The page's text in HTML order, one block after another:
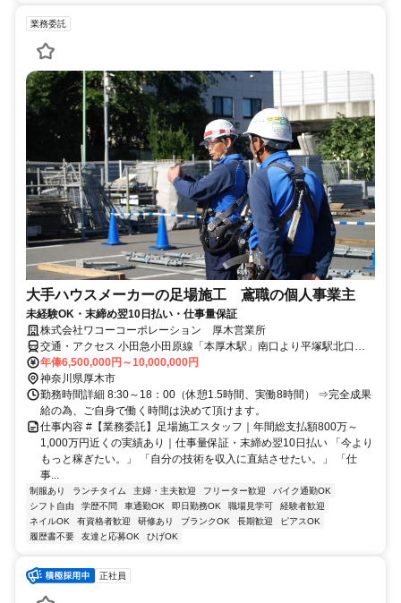
業務委託
大手ハウスメーカーの足場施工 鳶職の個人事業主
未経験OK・末締め翌10日払い・仕事量保証
株式会社ワコーコーポレーション 厚木営業所
交通・アクセス 小田急小田原線「本厚木駅」南口より平塚駅北口行
バス乗車7分、「岡田」バス停下車徒歩5分
年俸6,500,000円～10,000,000円
神奈川県厚木市
勤務時間詳細 8:30～18：00（休憩1.5時間、実働8時間） ⇒完全成果
給の為、ご自身で働く時間は決めて頂けます。
仕事内容 #【業務委託】足場施工スタッフ｜年間総支払額800万～
1,000万円近くの実績あり｜仕事量保証・末締め翌10日払い 「今より
もっと稼ぎたい。」 「自分の技術を収入に直結させたい。」 「仕
事...
制服あり ランチタイム 主婦・主夫歓迎 フリーター歓迎
バイク通勤OK
シフト自由
学歴不問 車通勤OK 即日勤務OK 職場見学可
経験者歓迎
ネイルOK
有資格者歓迎 研修あり ブランクOK 長期歓迎
ピアスOK
履歴書不要
友達と応募OK ひげOK
正社員